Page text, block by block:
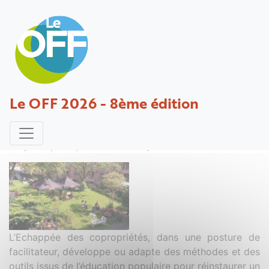
Le OFF 2026 - 8ème édition
RENOVATION ENERGETIQUE de
COPROPRIETE: insuffler une
DYNAMIQUE COLLECTIVE
Projet déposé par LEROY - 31 janvier 2019
L’Echappée des copropriétés, dans une posture de
facilitateur, développe ou adapte des méthodes et des
outils issus de l’éducation populaire pour réinstaurer un